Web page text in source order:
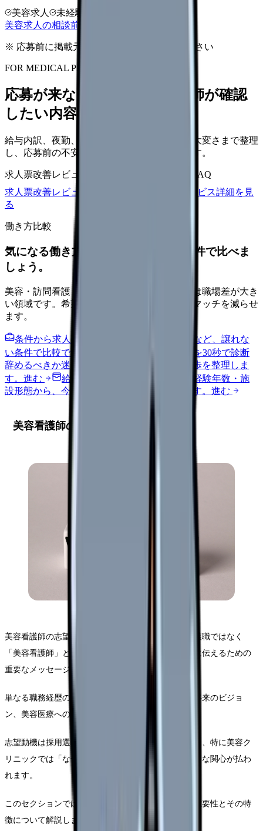
美容求人 未経験可
美容求人の相談前チェックを見る
※ 応募前に掲載元の最新情報を確認してください
FOR MEDICAL PROVIDERS
応募が来ない求人票を、看護師が確認
したい内容に直せます
給与内訳、夜勤、休日、教育、職場の正直な大変さまで整理
し、応募前の不安を減らす求人票へ改善します。
求人票改善レビュー
応募前FAQ
求人票改善レビューの見積もりを依頼
サービス詳細を見
る
働き方比較
気になる働き方を、求人を見る前に条件で比べま
しょう。
美容・訪問看護・クリニック・夜勤なしなどは職場差が大き
い領域です。希望条件を先に整理するとミスマッチを減らせ
ます。
条件から求人を見る
夜勤回数・残業・通勤など、譲れな
い条件で比較できます。
職場の悩みを30秒で診断
辞めるべきか迷う前に、悩みの種類と次の一歩を整理しま
す。 進む 給料コンパスで比較する
地域・経験年数・施
設形態から、今の給料の現在地を確認できます。 進む
美容看護師の志望動機とは
美容看護師の志望動機は、あなたがなぜ一般的な看護職ではなく
「美容看護師」という道を選んだのかを採用担当者に伝えるための
重要なメッセージです。
単なる職務経歴の説明ではなく、あなたの価値観や将来のビジョ
ン、美容医療への情熱を表現する機会でもあります。
志望動機は採用選考において非常に重要な要素であり、特に美容ク
リニックでは「なぜ美容分野なのか」という点に大きな関心が払わ
れます。
このセクションでは、美容看護師特有の志望動機の重要性とその特
徴について解説します。